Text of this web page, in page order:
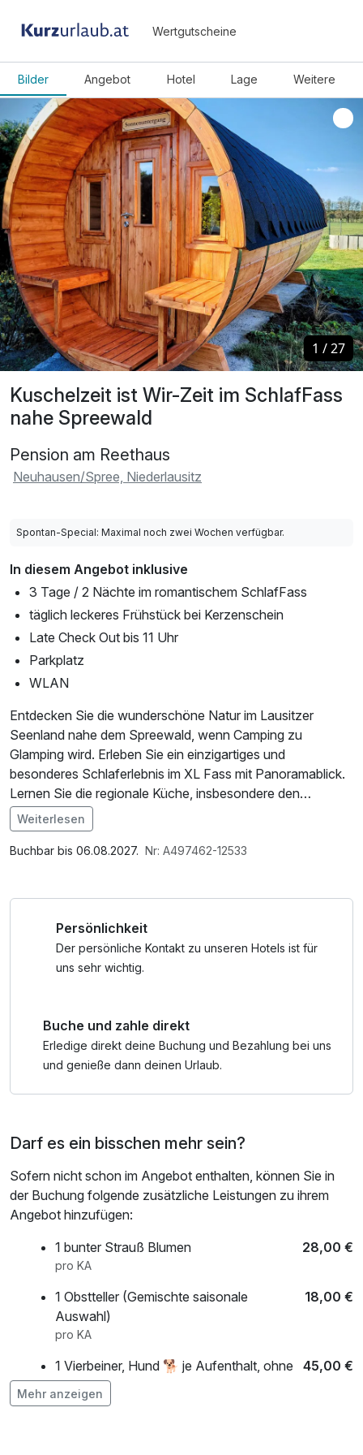
Wertgutscheine
Bilder Angebot Hotel Lage Weitere
Kuschelzeit ist Wir-Zeit im SchlafFass
nahe Spreewald
Pension am Reethaus
Neuhausen/Spree, Niederlausitz
1 /27
1 /27
Spontan-Special: Maximal noch zwei Wochen verfügbar.
In diesem Angebot inklusive
3 Tage / 2 Nächte im romantischem SchlafFass
täglich leckeres Frühstück bei Kerzenschein
Late Check Out bis 11 Uhr
Parkplatz
WLAN
Entdecken Sie die wunderschöne Natur im Lausitzer
Seenland nahe dem Spreewald, wenn Camping zu
Glamping wird. Erleben Sie ein einzigartiges und
besonderes Schlaferlebnis im XL Fass mit Panoramablick.
Lernen Sie die regionale Küche, insbesondere den
italienischen Pizza Steinofen sowie den freundlichen und
tadellosen Service kennen.
Weiterlesen
Buchbar bis 06.08.2027. Nr: A497462-12533
Persönlichkeit
Der persönliche Kontakt zu unseren Hotels ist für
uns sehr wichtig.
Buche und zahle direkt
Erledige direkt deine Buchung und Bezahlung bei uns
und genieße dann deinen Urlaub.
Darf es ein bisschen mehr sein?
Sofern nicht schon im Angebot enthalten, können Sie in
der Buchung folgende zusätzliche Leistungen zu ihrem
Angebot hinzufügen:
1 bunter Strauß Blumen
28,00 €
pro KA
1 Obstteller (Gemischte saisonale
Auswahl)
18,00 €
pro KA
1 Vierbeiner, Hund 🐕 je Aufenthalt, ohne
Verpflegung
45,00 €
pro KA
Mehr anzeigen